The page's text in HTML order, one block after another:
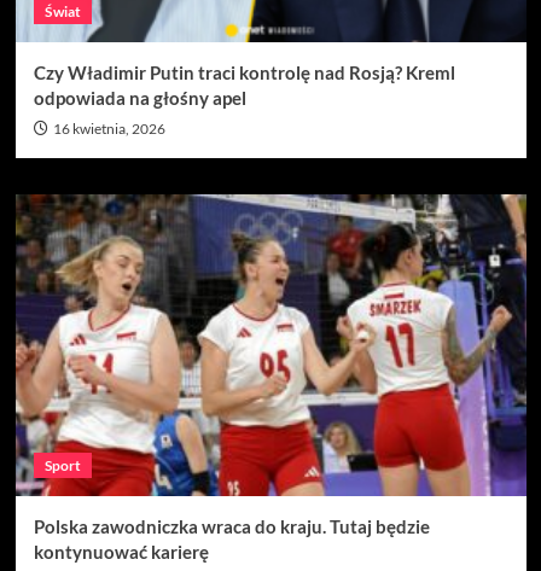
Świat
Czy Władimir Putin traci kontrolę nad Rosją? Kreml
odpowiada na głośny apel
16 kwietnia, 2026
Sport
Polska zawodniczka wraca do kraju. Tutaj będzie
kontynuować karierę